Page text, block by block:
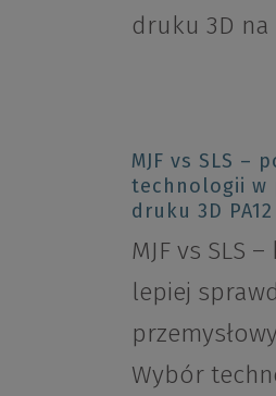
druku 3D
MJF vs SLS –
technologii w
druku 3D PA12
MJF vs SLS
lepiej
Wybór